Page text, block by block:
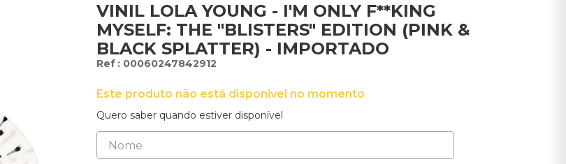
VINIL LOLA YOUNG - I'M ONLY F**KING
MYSELF: THE "BLISTERS" EDITION (PINK &
BLACK SPLATTER) - IMPORTADO
: 00060247842912
Este produto não está disponível no momento
Quero saber quando estiver disponível